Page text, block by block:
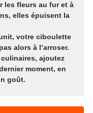
les fleurs au fur et à
elles épuisent la
votre ciboulette
alors à l’arroser.
ajoutez
moment, en
goût.